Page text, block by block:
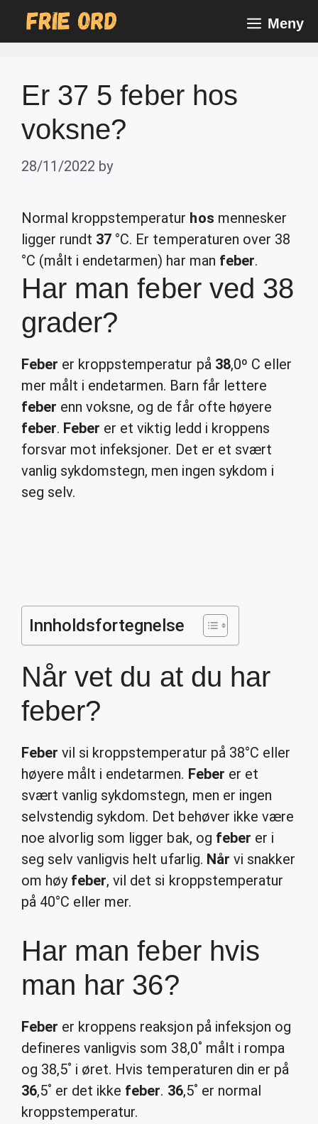
Meny
Er 37 5 feber hos
voksne?
28/11/2022 by
Normal kroppstemperatur hos mennesker
ligger rundt 37 °C. Er temperaturen over 38
°C (målt i endetarmen) har man feber.
Har man feber ved 38
grader?
Feber er kroppstemperatur på 38,0º C eller
mer målt i endetarmen. Barn får lettere
feber enn voksne, og de får ofte høyere
feber. Feber er et viktig ledd i kroppens
forsvar mot infeksjoner. Det er et svært
vanlig sykdomstegn, men ingen sykdom i
seg selv.
Innholdsfortegnelse
Når vet du at du har
feber?
Feber vil si kroppstemperatur på 38°C eller
høyere målt i endetarmen. Feber er et
svært vanlig sykdomstegn, men er ingen
selvstendig sykdom. Det behøver ikke være
noe alvorlig som ligger bak, og feber er i
seg selv vanligvis helt ufarlig. Når vi snakker
om høy feber, vil det si kroppstemperatur
på 40°C eller mer.
Har man feber hvis
man har 36?
Feber er kroppens reaksjon på infeksjon og
defineres vanligvis som 38,0˚ målt i rompa
og 38,5˚ i øret. Hvis temperaturen din er på
36,5˚ er det ikke feber. 36,5˚ er normal
kroppstemperatur.